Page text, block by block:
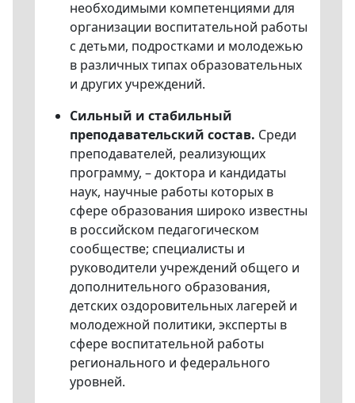
необходимыми компетенциями для
организации воспитательной работы
с детьми, подростками и молодежью
в различных типах образовательных
и других учреждений.
Сильный и стабильный
преподавательский состав. Среди
преподавателей, реализующих
программу, – доктора и кандидаты
наук, научные работы которых в
сфере образования широко известны
в российском педагогическом
сообществе; специалисты и
руководители учреждений общего и
дополнительного образования,
детских оздоровительных лагерей и
молодежной политики, эксперты в
сфере воспитательной работы
регионального и федерального
уровней.